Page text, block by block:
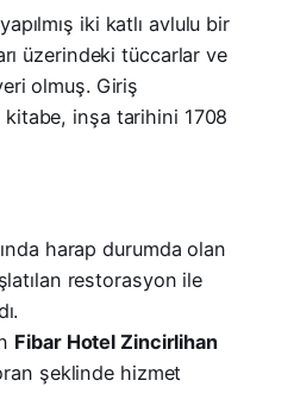
iki katlı avlulu bir
üzerindeki tüccarlar ve
olmuş. Giriş
inşa tarihini 1708
harap durumda olan
restorasyon ile
Fibar Hotel Zincirlihan
şeklinde hizmet